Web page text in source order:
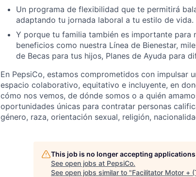
Un programa de flexibilidad que te permitirá
adaptando tu jornada laboral a tu estilo de vida.
Y porque tu familia también es importante para
beneficios como nuestra Línea de Bienestar,
de Becas para tus hijos, Planes de Ayuda para
En PepsiCo, estamos comprometidos con impulsar
espacio colaborativo, equitativo e incluyente, en
cómo nos vemos, de dónde somos o a quién
oportunidades únicas para contratar personas
género, raza, orientación sexual, religión,
This job is no longer accepting applications
See open jobs at PepsiCo.
See open jobs similar to "Facilitator Motor +